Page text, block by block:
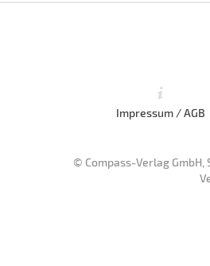
Impressum / AGB
© Compass-Verlag GmbH,